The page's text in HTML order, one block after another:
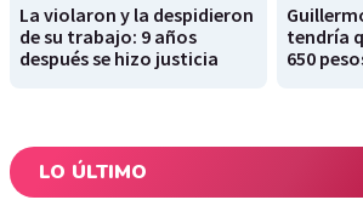
La violaron y la despidieron
de su trabajo: 9 años
después se hizo justicia
tendría
650
LO ÚLTIMO